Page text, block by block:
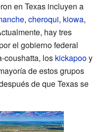
en Texas incluyen a
, cheroqui, kiowa,
hay tres
el gobierno federal
coushatta, los kickapooy
de estos grupos
de que Texas se